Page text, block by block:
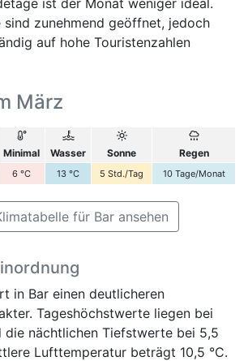
ist der Monat weniger ideal.
sind zunehmend geöffnet, jedoch
auf hohe Touristenzahlen
März
Minimal Wasser Sonne Regen
6 °C 13 °C 5 Std./Tag 10 Tage/Monat
für Bar ansehen
in Bar einen deutlicheren
Tageshöchstwerte liegen bei
die nächtlichen Tiefstwerte bei 5,5
Lufttemperatur beträgt 10,5 °C.